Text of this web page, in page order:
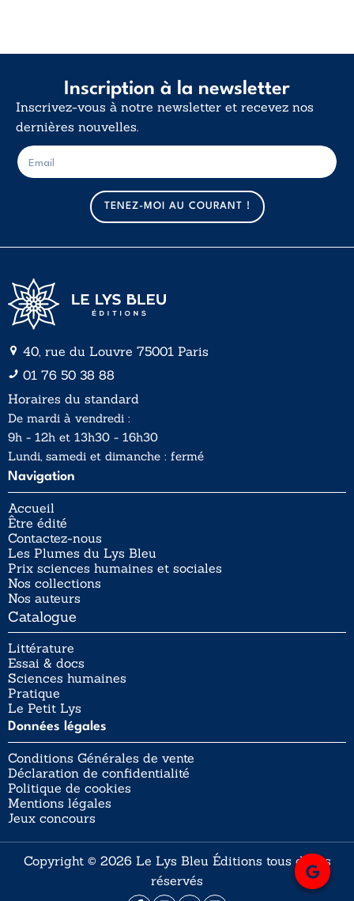
Inscription à la newsletter
Inscrivez-vous à notre newsletter et recevez nos
dernières nouvelles.
m
a
i
l
E
-
m
TENEZ-MOI AU COURANT !
40, rue du Louvre 75001 Paris
01 76 50 38 88
Horaires du standard
De mardi à vendredi :
9h - 12h et 13h30 - 16h30
Lundi, samedi et dimanche : fermé
Navigation
Accueil
Être édité
Contactez-nous
Les Plumes du Lys Bleu
Prix sciences humaines et sociales
Nos collections
Nos auteurs
Catalogue
Littérature
Essai & docs
Sciences humaines
Pratique
Le Petit Lys
Données légales
Conditions Générales de vente
Déclaration de confidentialité
Politique de cookies
Mentions légales
Jeux concours
Copyright © 2026 Le Lys Bleu Éditions tous droits
réservés